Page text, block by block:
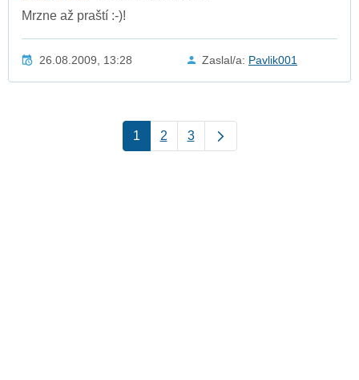
Mrzne až praští :-)!
26.08.2009, 13:28 Zaslal/a: Pavlik001
1 2 3